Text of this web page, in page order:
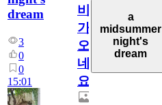
dream
3
0
0
15:01
비
가
오
네
요.
a
midsummer
night's
dream